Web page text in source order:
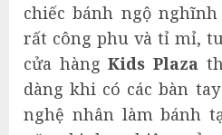
chiếc bánh ngộ
rất công phu và tỉ mỉ,
cửa hàngKids Plaza
dàng khi có các bàn
nghệ nhân làm bánh